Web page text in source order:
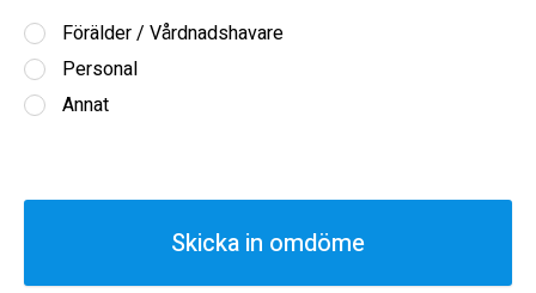
Förälder / Vårdnadshavare
Personal
Annat
Skicka in omdöme